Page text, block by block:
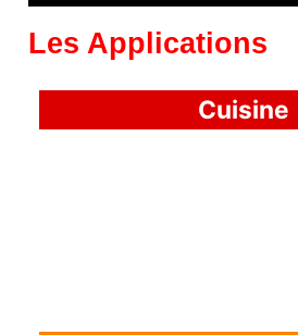
Les Applications
Cuisine